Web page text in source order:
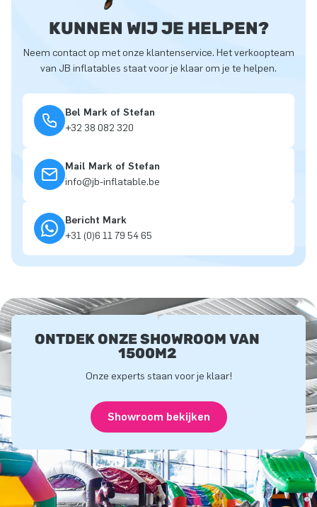
KUNNEN WIJ JE HELPEN?
Neem contact op met onze klantenservice. Het verkoopteam
van JB inflatables staat voor je klaar om je te helpen.
Bel Mark of Stefan
+32 38 082 320
Mail Mark of Stefan
info@jb-inflatable.be
Bericht Mark
+31 (0)6 11 79 54 65
ONTDEK ONZE SHOWROOM VAN
1500M2
Onze experts staan voor je klaar!
Showroom bekijken